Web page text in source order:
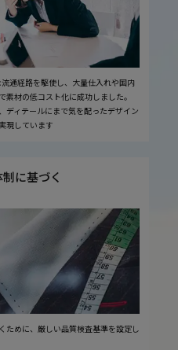
通経路を駆使し、大量仕入れや国内
材の低コスト化に成功しました。
ディテールにまで気を配ったデザイン
現しています
に基づく
ために、厳しい品質検査基準を設定し